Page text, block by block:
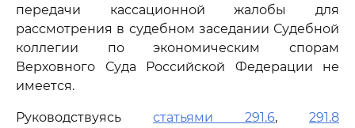
передачи кассационной жалобы для
рассмотрения в судебном заседании Судебной
коллегии по экономическим спорам
Верховного Суда Российской Федерации не
имеется.
Руководствуясь статьями 291.6, 291.8